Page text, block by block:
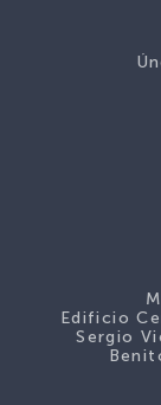
Edificio
Sergio